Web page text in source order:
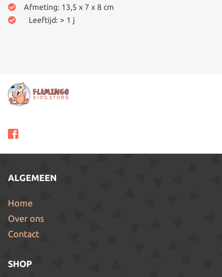
Afmeting: 13,5 x 7 x 8 cm
Leeftijd: > 1 j
ALGEMEEN
Home
Over ons
Contact
SHOP